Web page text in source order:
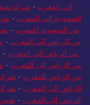
الي المغرب - شركة
السعودية إلى المغرب -
من السعودية للمغرب -
من الرياض الى المغرب -
من الرياض الي المغرب -
من الرياض الى المغرب -
من الرياض للمغرب -
الرياض الي المغرب -
الرياض إلى المغرب - شحن